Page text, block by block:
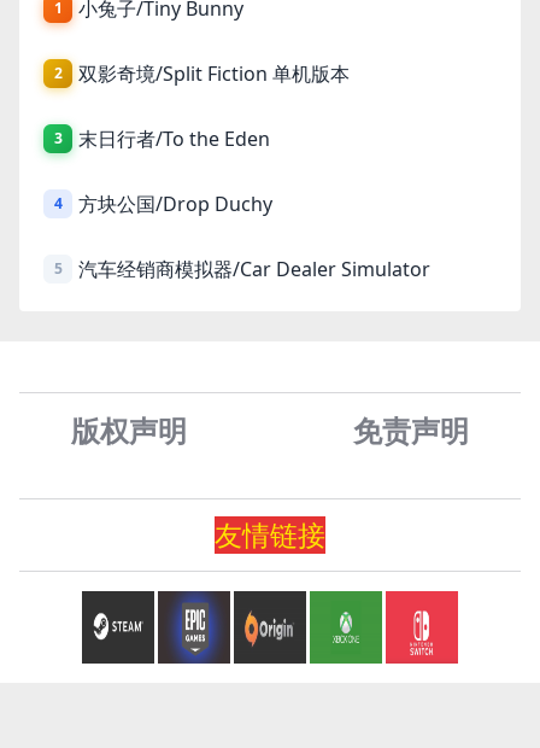
1 小兔子/Tiny Bunny
2 双影奇境/Split Fiction 单机版本
3 末日行者/To the Eden
4 方块公国/Drop Duchy
5 汽车经销商模拟器/Car Dealer Simulator
版权声明 免责声明
友情链接